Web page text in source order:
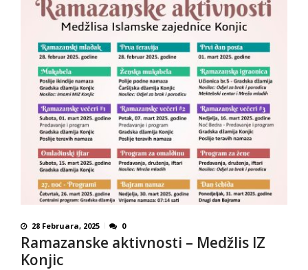
28 Februara, 2025 0
Ramazanske aktivnosti – Medžlis IZ
Konjic